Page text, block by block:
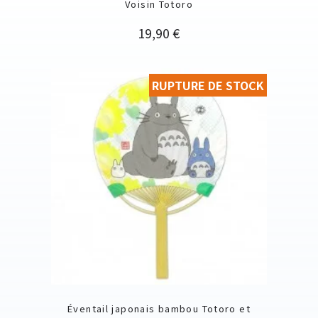
Voisin Totoro
Prix
19,90 €
Éventail japonais bambou Totoro et
RUPTURE DE STOCK